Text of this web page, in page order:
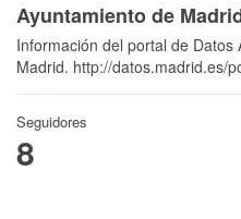
Ayuntamiento de
Información del portal de
Madrid. http://datos.madrid.es/
Seguidores
8